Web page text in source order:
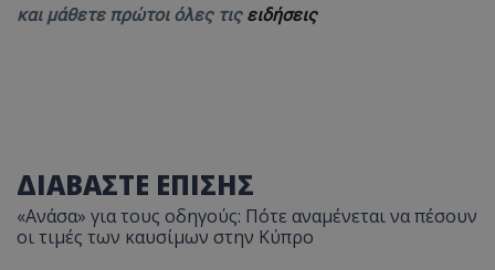
και μάθετε πρώτοι όλες τις ειδήσεις
ΔΙΑΒΑΣΤΕ ΕΠΙΣΗΣ
«Ανάσα» για τους οδηγούς: Πότε αναμένεται να πέσουν
οι τιμές των καυσίμων στην Κύπρο